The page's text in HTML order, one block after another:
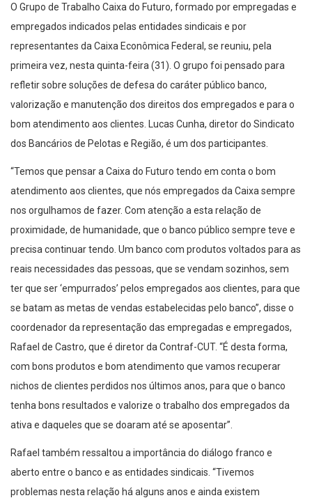
O Grupo de Trabalho Caixa do Futuro, formado por empregadas e
empregados indicados pelas entidades sindicais e por
representantes da Caixa Econômica Federal, se reuniu, pela
primeira vez, nesta quinta-feira (31). O grupo foi pensado para
refletir sobre soluções de defesa do caráter público banco,
valorização e manutenção dos direitos dos empregados e para o
bom atendimento aos clientes. Lucas Cunha, diretor do Sindicato
dos Bancários de Pelotas e Região, é um dos participantes.
“Temos que pensar a Caixa do Futuro tendo em conta o bom
atendimento aos clientes, que nós empregados da Caixa sempre
nos orgulhamos de fazer. Com atenção a esta relação de
proximidade, de humanidade, que o banco público sempre teve e
precisa continuar tendo. Um banco com produtos voltados para as
reais necessidades das pessoas, que se vendam sozinhos, sem
ter que ser ‘empurrados’ pelos empregados aos clientes, para que
se batam as metas de vendas estabelecidas pelo banco”, disse o
coordenador da representação das empregadas e empregados,
Rafael de Castro, que é diretor da Contraf-CUT. “É desta forma,
com bons produtos e bom atendimento que vamos recuperar
nichos de clientes perdidos nos últimos anos, para que o banco
tenha bons resultados e valorize o trabalho dos empregados da
ativa e daqueles que se doaram até se aposentar”.
Rafael também ressaltou a importância do diálogo franco e
aberto entre o banco e as entidades sindicais. “Tivemos
problemas nesta relação há alguns anos e ainda existem